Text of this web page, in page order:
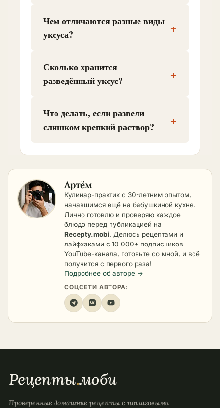
Чем отличаются разные виды
уксуса?
+
Сколько хранится
разведённый уксус?
+
Что делать, если развели
слишком крепкий раствор?
+
Артём
Кулинар-практик с 30-летним опытом,
начавшимся ещё на бабушкиной кухне.
Лично готовлю и проверяю каждое
блюдо перед публикацией на
Recepty.mobi. Делюсь рецептами и
лайфхаками с 10 000+ подписчиков
YouTube-канала, готовьте со мной, и всё
получится с первого раза!
Подробнее об авторе →
СОЦСЕТИ АВТОРА:
Рецепты.моби
Проверенные домашние рецепты с пошаговыми